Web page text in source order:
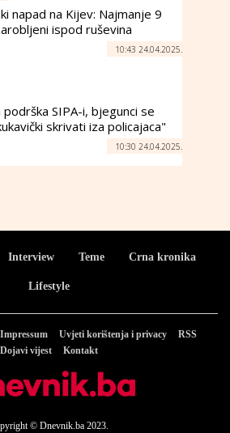
napad na Kijev: Najmanje 9
ispod ruševina
10:43 24.04.2025.
podrška SIPA-i, bjegunci se
skrivati iza policajaca"
10:30 24.04.2025.
Interview Teme Crna kronika
Lifestyle
Impressum Uvjeti korištenja i privacy
RSS
Dojavi vijest
Kontakt
© Dnevnik.ba 2023.